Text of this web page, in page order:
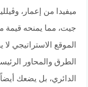
ميفيدا من إعمار،
جيت، مما يمنحه قيمة
الموقع الاستراتيجي
الطرق والمحاور
الدائري، بل يضعك